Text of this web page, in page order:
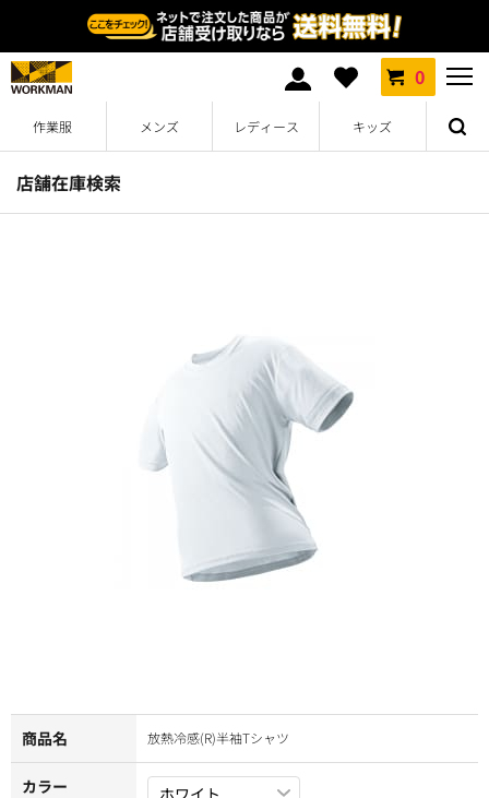
0
作業服 メンズ レディース キッズ
店舗在庫検索
商品名 放熱冷感(R)半袖Tシャツ
カラー